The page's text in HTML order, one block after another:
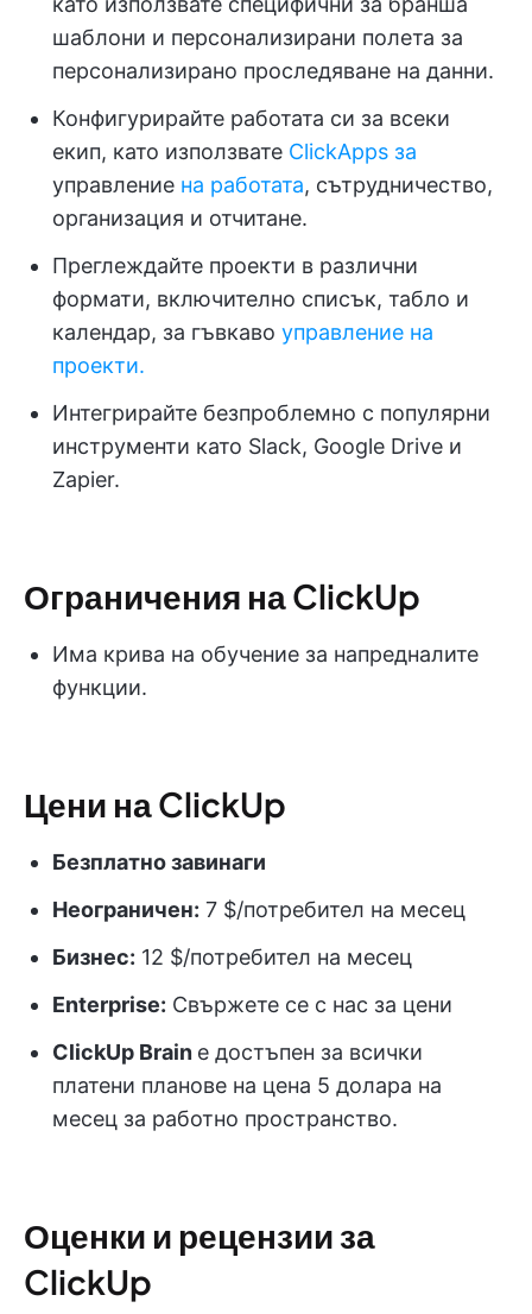
шаблони и персонализирани полета за
персонализирано проследяване на данни.
Конфигурирайте работата си за всеки
екип, като използвате ClickApps за
управление на работата, сътрудничество,
организация и отчитане.
Преглеждайте проекти в различни
формати, включително списък, табло и
календар, за гъвкаво управление на
проекти.
Интегрирайте безпроблемно с популярни
инструменти като Slack, Google Drive и
Zapier.
Ограничения на ClickUp
Има крива на обучение за напредналите
функции.
Цени на ClickUp
Безплатно завинаги
Неограничен: 7 $/потребител на месец
Бизнес: 12 $/потребител на месец
Enterprise: Свържете се с нас за цени
ClickUp Brain е достъпен за всички
платени планове на цена 5 долара на
месец за работно пространство.
Оценки и рецензии за
ClickUp